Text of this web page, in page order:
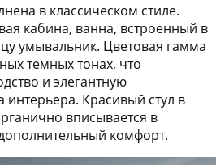
в классическом стиле.
кабина, ванна, встроенный в
умывальник. Цветовая гамма
темных тонах, что
и элегантную
интерьера. Красивый стул в
вписывается в
комфорт.